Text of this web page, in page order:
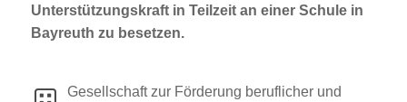
Presse
News Archiv
Unterstützungskraft in Teilzeit an einer Schule in
Bayreuth zu besetzen.
Gesellschaft zur Förderung beruflicher und